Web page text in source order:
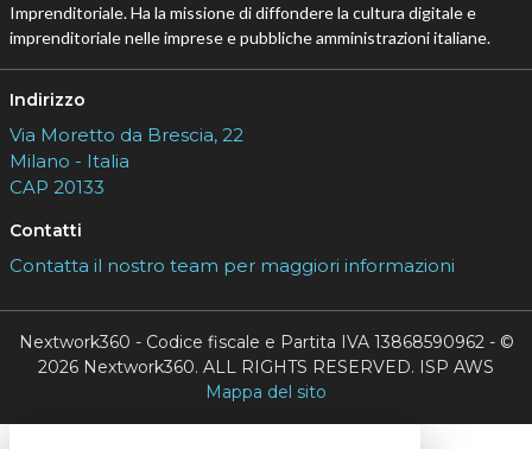
Imprenditoriale. Ha la missione di diffondere la cultura digitale e
imprenditoriale nelle imprese e pubbliche amministrazioni italiane.
Indirizzo
Via Moretto da Brescia, 22
Milano - Italia
CAP 20133
Contatti
Contatta il nostro team per maggiori informazioni
Nextwork360 - Codice fiscale e Partita IVA 13868590962 - ©
2026 Nextwork360. ALL RIGHTS RESERVED. ISP AWS
Mappa del sito